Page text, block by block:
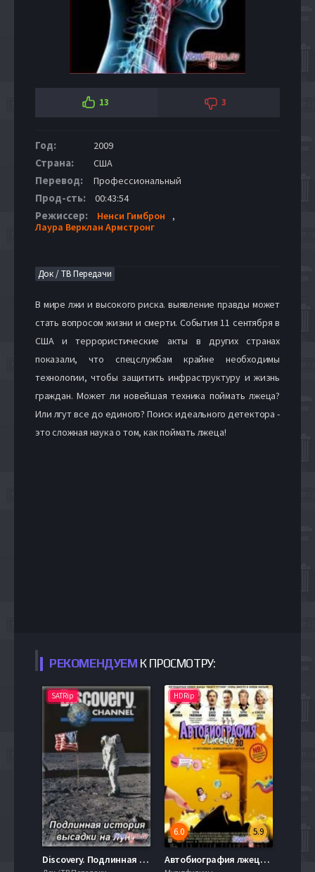
13 3
Год: 2009
Страна: США
Перевод: Профессиональный
Прод-сть: 00:43:54
Режиссер: Ненси Гимброн
,
Лаура Верклан Армстронг
Док / ТВ Передачи
В мире лжи и высокого риска. выявление правды может
стать вопросом жизни и смерти. События 11 сентября в
США и террористические акты в других странах
показали, что спецслужбам крайне необходимы
технологии, чтобы защитить инфраструктуру и жизнь
граждан. Может ли новейшая техника поймать лжеца?
Или лгут все до единого? Поиск идеального детектора -
это сложная наука о том, как поймать лжеца!
РЕКОМЕНДУЕМ К ПРОСМОТРУ:
SATRip
Discovery. Подлинная история высадки на Луну (Правда о полетах на Луну) (2003)
HDRip
5.9
6.0
Автобиография лжеца (2012)